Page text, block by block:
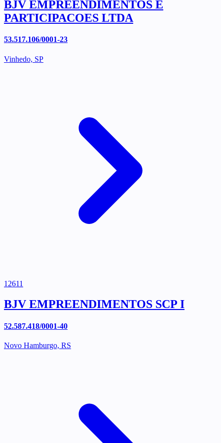
BJV EMPREENDIMENTOS E
PARTICIPACOES LTDA
53.517.106/0001-23
Vinhedo, SP
12611
BJV EMPREENDIMENTOS SCP I
52.587.418/0001-40
Novo Hamburgo, RS